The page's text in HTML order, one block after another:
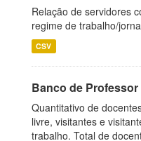
Relação de servidores
regime de trabalho/
CSV
Banco de
Quantitativo de
livre, visitantes e
trabalho. Total de